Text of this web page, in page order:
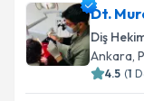
Dt. Yunus
oluşturun.
takvim
E-posta
Dt.
Diş
Ankara,
4.5 (1